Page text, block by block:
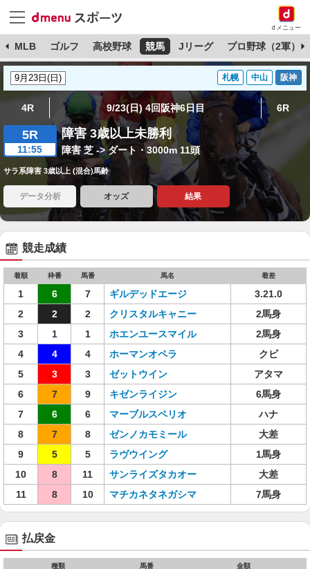
dメニュー
MLB ゴルフ 高校野球 競馬 Jリーグ プロ野球（2軍）
札幌 中山 阪神
4R 9/23(日) 4回阪神6日目 6R
5R
11:55
障害 3歳以上未勝利
障害 芝 -> ダート・3000m 11頭
サラ系障害 3歳以上 (混合)馬齢
データ分析 オッズ 結果
競走成績
着順 枠番 馬番 馬名 着差
1 6 7 ギルデッドエージ
3.21.0
2
2 2 クリスタルキャニー
2馬身
3
1 1 ホエンユースマイル
2馬身
4
4 4 ホーマンオペラ
クビ
5
3 3 ゼットウイン
アタマ
6
7 9 キゼンライジン
6馬身
7
6 6 マーブルスペリオ
ハナ
8
7 8 ゼンノカモミール
大差
9
5 5 ラヴウイング
1馬身
10
8 11 サンライズタカオー
大差
11
8 10 マチカネタネガシマ 7馬身
払戻金
種類 馬番 金額